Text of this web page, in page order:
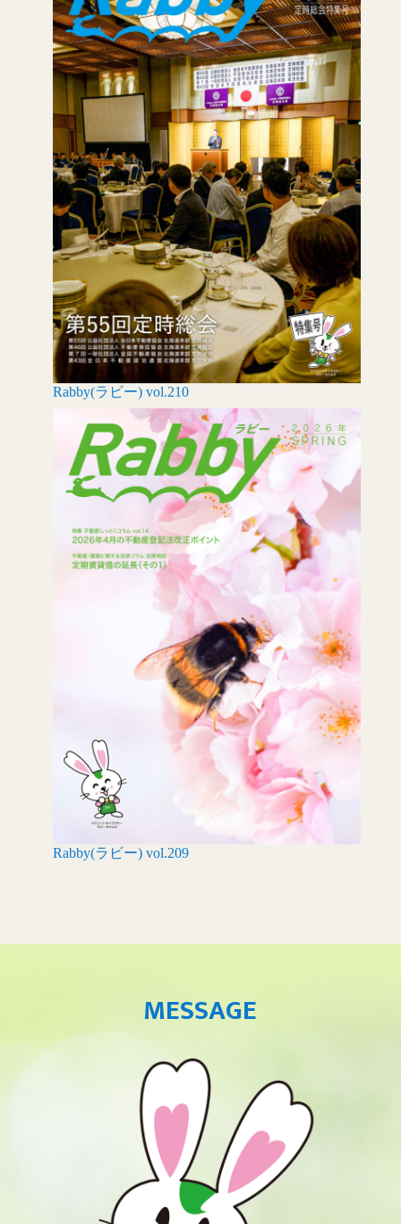
Rabby(ラビー) vol.210
Rabby(ラビー) vol.209
MESSAGE